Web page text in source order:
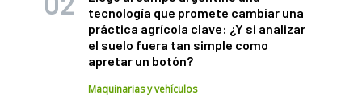
tecnología que promete cambiar una
práctica agrícola clave: ¿Y si analizar
el suelo fuera tan simple como
apretar un botón?
Maquinarias y vehículos